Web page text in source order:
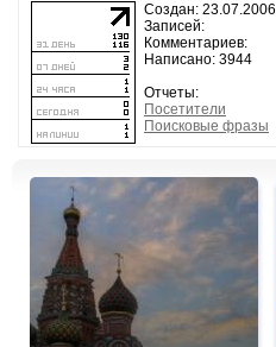
Создан: 23.07.2006
Записей:
Комментариев:
Написано: 3944
Отчеты:
Посетители
Поисковые фразы